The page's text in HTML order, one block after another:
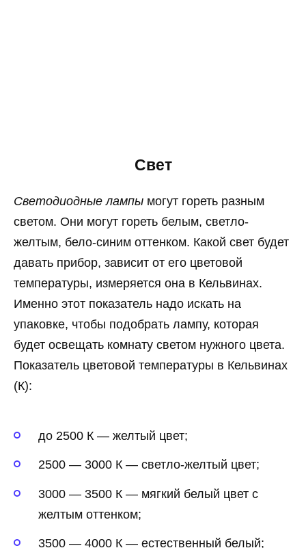
Свет
Светодиодные лампы могут гореть разным
светом. Они могут гореть белым, светло-
желтым, бело-синим оттенком. Какой свет будет
давать прибор, зависит от его цветовой
температуры, измеряется она в Кельвинах.
Именно этот показатель надо искать на
упаковке, чтобы подобрать лампу, которая
будет освещать комнату светом нужного цвета.
Показатель цветовой температуры в Кельвинах
(К):
до 2500 К — желтый цвет;
2500 — 3000 К — светло-желтый цвет;
3000 — 3500 К — мягкий белый цвет с
желтым оттенком;
3500 — 4000 К — естественный белый;